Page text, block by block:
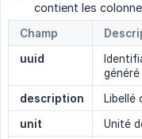
contient les
Champ
uuid
description
Libellé
unit
Unité